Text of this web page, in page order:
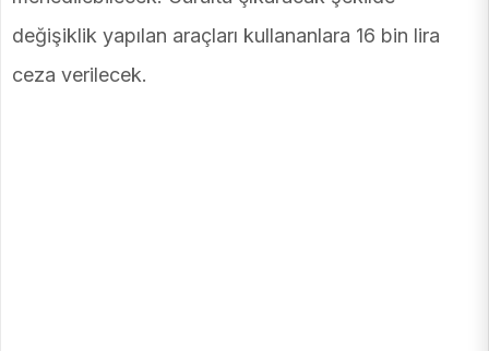
değişiklik yapılan araçları kullananlara 16 bin lira
ceza verilecek.